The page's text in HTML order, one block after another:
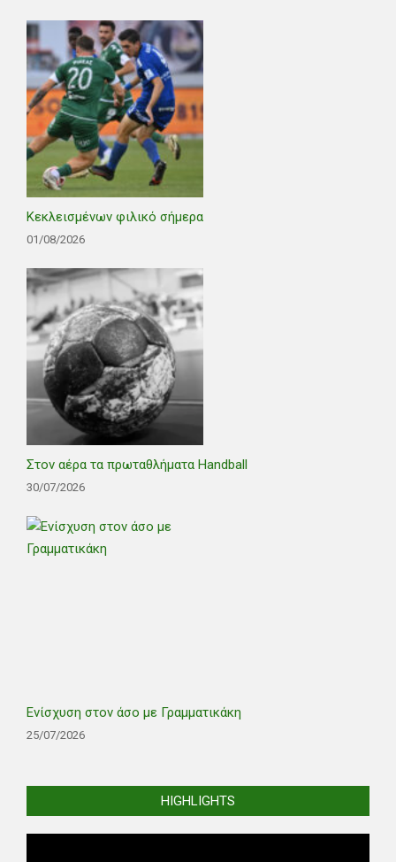
Κεκλεισμένων φιλικό σήμερα
01/08/2026
Στον αέρα τα πρωταθλήματα Handball
30/07/2026
Ενίσχυση στον άσο με Γραμματικάκη
25/07/2026
HIGHLIGHTS